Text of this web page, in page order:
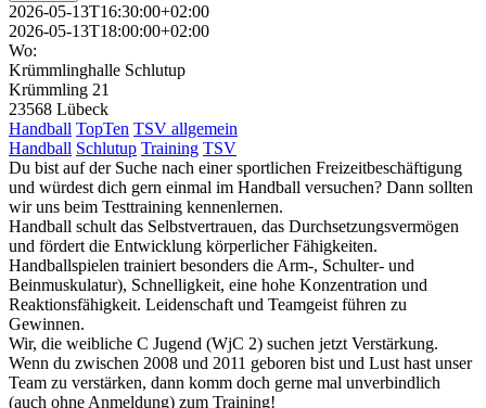
2026-05-13T16:30:00+02:00
2026-05-13T18:00:00+02:00
Wo:
Krümmlinghalle Schlutup
Krümmling 21
23568 Lübeck
Handball TopTen TSV allgemein
Handball Schlutup Training TSV
Du bist auf der Suche nach einer sportlichen Freizeitbeschäftigung
und würdest dich gern einmal im Handball versuchen? Dann sollten
wir uns beim Testtraining kennenlernen.
Handball schult das Selbstvertrauen, das Durchsetzungsvermögen
und fördert die Entwicklung körperlicher Fähigkeiten.
Handballspielen trainiert besonders die Arm-, Schulter- und
Beinmuskulatur), Schnelligkeit, eine hohe Konzentration und
Reaktionsfähigkeit. Leidenschaft und Teamgeist führen zu
Gewinnen.
Wir, die weibliche C Jugend (WjC 2) suchen jetzt Verstärkung.
Wenn du zwischen 2008 und 2011 geboren bist und Lust hast unser
Team zu verstärken, dann komm doch gerne mal unverbindlich
(auch ohne Anmeldung) zum Training!